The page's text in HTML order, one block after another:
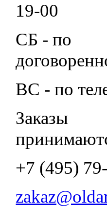
19-00
СБ - по
ВС - по
Заказы
+7 (495)